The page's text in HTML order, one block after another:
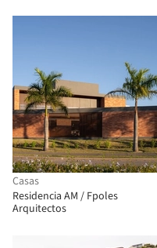
Casas
Residencia AM / Fpoles
Arquitectos